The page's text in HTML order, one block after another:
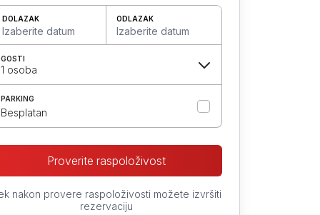
DOLAZAK
Izaberite datum
ODLAZAK
Izaberite datum
GOSTI
1 osoba
PARKING
Besplatan
Proverite raspoloživost
nakon provere raspoloživosti možete izvršiti
rezervaciju